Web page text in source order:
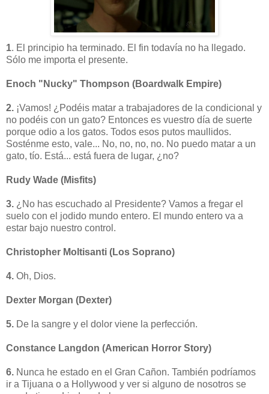
1. El principio ha terminado. El fin todavía no ha llegado.
Sólo me importa el presente.
Enoch "Nucky" Thompson (Boardwalk Empire)
2. ¡Vamos! ¿Podéis matar a trabajadores de la condicional y
no podéis con un gato? Entonces es vuestro día de suerte
porque odio a los gatos. Todos esos putos maullidos.
Sosténme esto, vale... No, no, no, no. No puedo matar a un
gato, tío. Está... está fuera de lugar, ¿no?
Rudy Wade (Misfits)
3. ¿No has escuchado al Presidente? Vamos a fregar el
suelo con el jodido mundo entero. El mundo entero va a
estar bajo nuestro control.
Christopher Moltisanti (Los Soprano)
4. Oh, Dios.
Dexter Morgan (Dexter)
5. De la sangre y el dolor viene la perfección.
Constance Langdon (American Horror Story)
6. Nunca he estado en el Gran Cañon. También podríamos
ir a Tijuana o a Hollywood y ver si alguno de nosotros se